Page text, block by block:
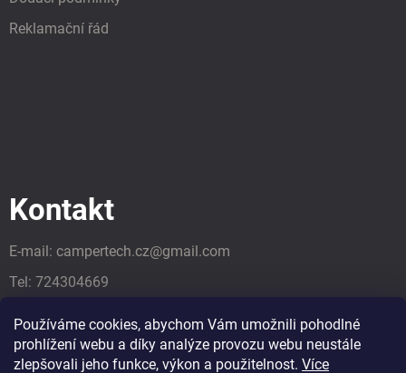
Používáme cookies, abychom Vám umožnili pohodlné
prohlížení webu a díky analýze provozu webu neustále
zlepšovali jeho funkce, výkon a použitelnost. Více
Reklamační řád
Kontakt
E-mail: campertech.cz@gmail.com
Tel: 724304669